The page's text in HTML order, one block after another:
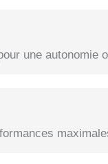
une autonomie